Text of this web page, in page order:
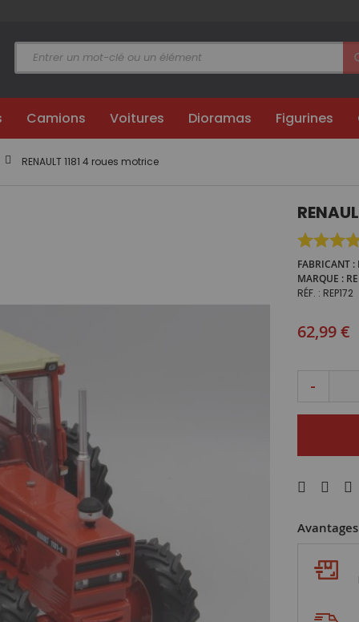
Camions Voitures Dioramas Figurines
RENAULT 1181 4 roues motrice
FABRICANT
MARQUE
RÉF.
REP172
62,99 €
-